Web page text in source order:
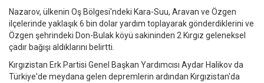
Nazarov, ülkenin Oş Bölgesi'ndeki Kara-Suu, Aravan ve Özgen
ilçelerinde yaklaşık 6 bin dolar yardım toplayarak gönderdiklerini ve
Özgen şehrindeki Don-Bulak köyü sakininden 2 Kırgız geleneksel
çadır bağışı aldıklarını belirtti.
Kırgızistan Erk Partisi Genel Başkan Yardımcısı Aydar Halikov da
Türkiye'de meydana gelen depremlerin ardından Kırgızistan'da